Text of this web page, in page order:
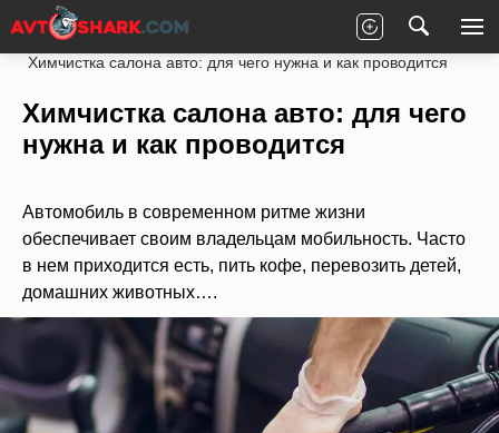
Главная Статьи
Новости партнеров
Химчистка салона авто: для чего нужна и как проводится
Химчистка салона авто: для чего
нужна и как проводится
Автомобиль в современном ритме жизни
обеспечивает своим владельцам мобильность. Часто
в нем приходится есть, пить кофе, перевозить детей,
домашних животных….